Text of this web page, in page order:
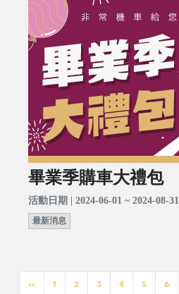
畢業季購車大禮包
活動日期 | 2024-06-01 ~ 2024-08-31
最新消息
<< 1 2 3 4 5 6